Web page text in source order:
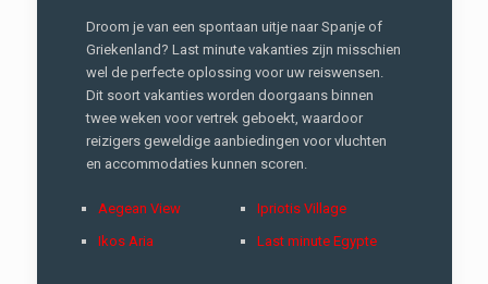
Droom je van een spontaan uitje naar Spanje of
Griekenland? Last minute vakanties zijn misschien
wel de perfecte oplossing voor uw reiswensen.
Dit soort vakanties worden doorgaans binnen
twee weken voor vertrek geboekt, waardoor
reizigers geweldige aanbiedingen voor vluchten
en accommodaties kunnen scoren.
Aegean View
Ikos Aria
Ipriotis Village
Last minute Egypte